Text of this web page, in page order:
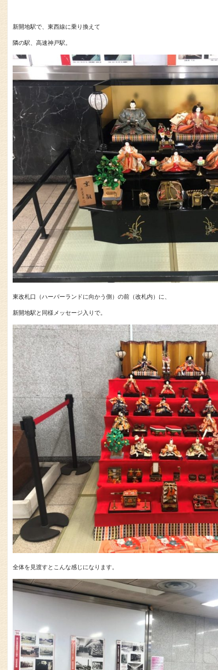
新開地駅で、東西線に乗り換えて
隣の駅、高速神戸駅。
東改札口（ハーバーランドに向かう側）の前（改札内）に、
新開地駅と同様メッセージ入りで。
全体を見渡すとこんな感じになります。